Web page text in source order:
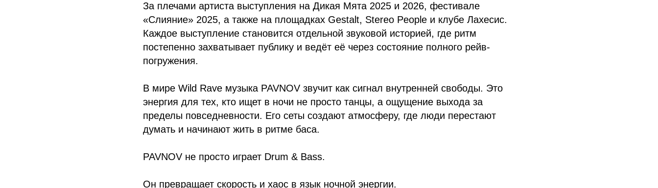
За плечами артиста выступления на Дикая Мята 2025 и 2026, фестивале
«Слияние» 2025, а также на площадках Gestalt, Stereo People и клубе Лахесис.
Каждое выступление становится отдельной звуковой историей, где ритм
постепенно захватывает публику и ведёт её через состояние полного рейв-
погружения.
В мире Wild Rave музыка PAVNOV звучит как сигнал внутренней свободы. Это
энергия для тех, кто ищет в ночи не просто танцы, а ощущение выхода за
пределы повседневности. Его сеты создают атмосферу, где люди перестают
думать и начинают жить в ритме баса.
PAVNOV не просто играет Drum & Bass.
Он превращает скорость и хаос в язык ночной энергии.